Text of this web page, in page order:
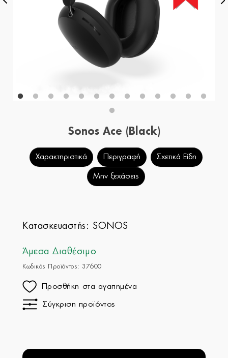
Sonos Ace (Black)
Χαρακτηριστικά Περιγραφή Σχετικά Είδη
Μην ξεχάσεις
Κατασκευαστής: SONOS
Άμεσα Διαθέσιμο
Κωδικός Προϊόντος: 37600
Προσθήκη στα αγαπημένα
Σύγκριση προϊόντος